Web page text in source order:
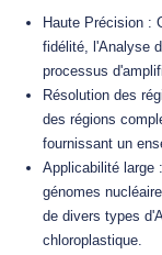
Haute Précision :
fidélité, l'Analyse
processus
Résolution des
des régions
fournissant un
Applicabilité large
génomes
de divers types
chloroplastique.